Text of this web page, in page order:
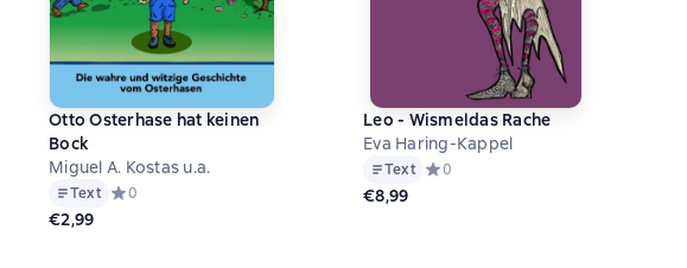
0 оценок
Otto Osterhase hat keinen
Bock
Miguel A. Kostas u.a.
Text Средний рейтинг 0 на основе 0 оценок
0
€2,99
Leo - Wismeldas Rache
Eva Haring-Kappel
Text Средний рейтинг 0 на основе 0
0
€8,99